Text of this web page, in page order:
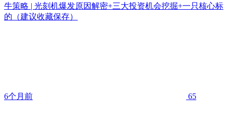
牛策略 | 光刻机爆发原因解密+三大投资机会挖掘+一只核心标
的（建议收藏保存）
6个月前 65